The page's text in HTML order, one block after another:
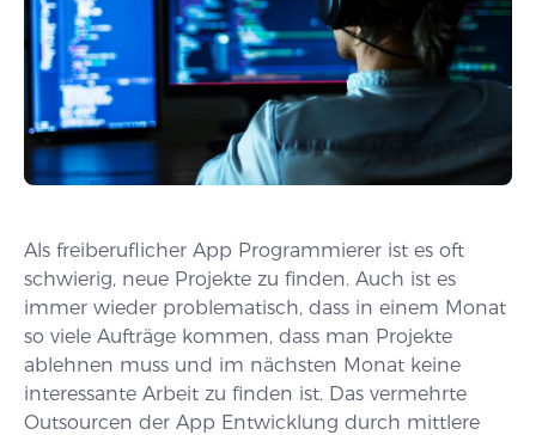
Als freiberuflicher App Programmierer ist es oft
schwierig, neue Projekte zu finden. Auch ist es
immer wieder problematisch, dass in einem Monat
so viele Aufträge kommen, dass man Projekte
ablehnen muss und im nächsten Monat keine
interessante Arbeit zu finden ist. Das vermehrte
Outsourcen der App Entwicklung durch mittlere